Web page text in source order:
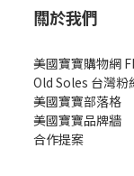
關於我們
美國寶寶購物網
Old Soles 台灣粉
美國寶寶部落格
美國寶寶品牌牆
合作提案